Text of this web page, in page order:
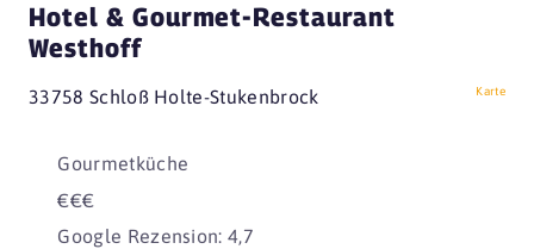
Hotel & Gourmet-Restaurant
Westhoff
33758 Schloß Holte-Stukenbrock Karte
Gourmetküche
€€€
Google Rezension: 4,7